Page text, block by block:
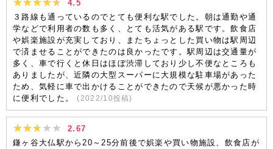
4.5
３路線も通っているのでとても便利な駅でした。朝は通勤や通
学などで利用者の数も多く、とても活気がある駅です。飲食店
や娯楽施設が充実しており、またちょっとした買い物は駅周辺
で済ませることができたのは良かったです。駅周辺は交通量が
多く、車で行くと休日はほぼ渋滞しており少し不便なところも
ありましたが、近隣の大型スーパーに大規模な駐車場があった
ため、気軽に車で出かけることができたので天候が悪かった時
に便利でした。
(2022/10投稿)
2.67
鎌ヶ谷大仏駅から20～25分前後で娯楽や買い物施設、飲食店が